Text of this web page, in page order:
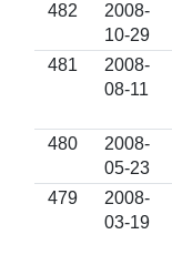
482
2008-
10-29
481
2008-
08-11
480
2008-
05-23
479
2008-
03-19